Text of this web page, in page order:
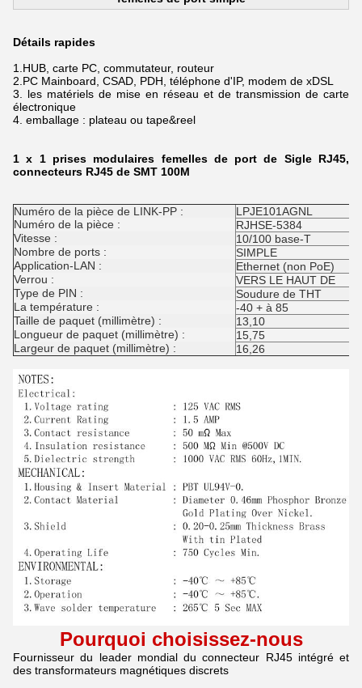
Détails rapides
1.HUB , carte PC, commutateur, routeur
2.PC Mainboard, CSAD, PDH, téléphone d'IP, modem de xDSL
3. les matériels de mise en réseau et de transmission de carte
électronique
4. emballage : plateau ou tape&reel
1 x 1 prises modulaires femelles de port de Sigle RJ45,
connecteurs RJ45 de SMT 100M
Numéro de la pièce de LINK-PP :
LPJE101AGNL
Numéro de la pièce :
RJHSE-5384
Vitesse :
10/100 base-T
Nombre de ports :
SIMPLE
Application-LAN :
Ethernet (non PoE)
Verrou :
VERS LE HAUT DE
Type de PIN :
Soudure de THT
La température :
-40 + à 85
Taille de paquet (millimètre) :
13,10
Longueur de paquet (millimètre) :
15,75
Largeur de paquet (millimètre) :
16,26
Pourquoi choisissez-nous
Fournisseur du leader mondial du connecteur RJ45 intégré et
des transformateurs magnétiques discrets